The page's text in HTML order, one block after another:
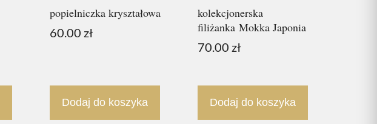
popielniczka kryształowa
60.00 zł
Dodaj do koszyka
kolekcjonerska
filiżanka Mokka Japonia
70.00 zł
Dodaj do koszyka